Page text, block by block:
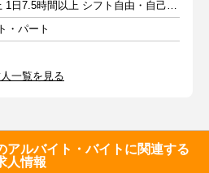
週4日以上 1日7.5時間以上 シフト自由・自己申告
・パート
一覧を見る
アルバイト・バイトに関連する
人情報